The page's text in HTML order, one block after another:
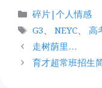
分
类
碎片|个人情感
标
签
G3 NEYC
高
走树荫里…
育才超常班招生